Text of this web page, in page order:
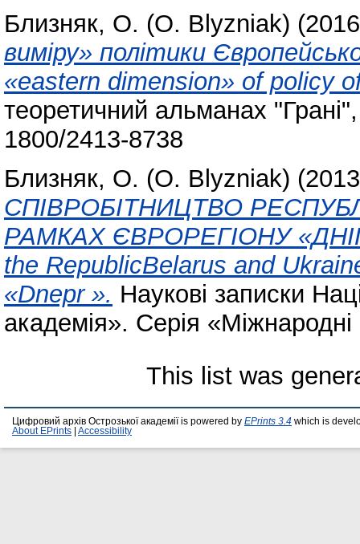
Близняк, О. (O. Blyzniak)
виміру» політики
«eastern dimension» of policy
теоретичний альманах
1800/2413-8738
Близняк, О. (O. Blyzniak)
СПІВРОБІТНИЦТВО
РАМКАХ ЄВРОРЕГІОНУ
the RepublicBelarus and
«Dnepr ». Наукові записки
академія». Серія
This list was
Цифровий архів Острозької академії is powered by EPrints 3.4 which is
About EPrints
Accessibility